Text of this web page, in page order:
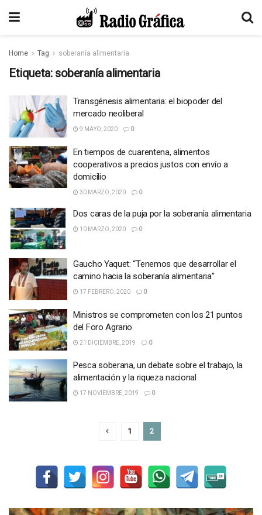
Home Tag soberanía alimentaria
Etiqueta: soberanía alimentaria
Transgénesis alimentaria: el biopoder del
mercado neoliberal
9 MAYO, 2020 0
En tiempos de cuarentena, alimentos
cooperativos a precios justos con envío a
domicilio
30 MARZO, 2020 0
Dos caras de la puja por la soberanía alimentaria
10 MARZO, 2020 0
Gaucho Yaquet: “Tenemos que desarrollar el
camino hacia la soberanía alimentaria”
17 FEBRERO, 2020 0
Ministros se comprometen con los 21 puntos
del Foro Agrario
21 DICIEMBRE, 2019 0
Pesca soberana, un debate sobre el trabajo, la
alimentación y la riqueza nacional
17 NOVIEMBRE, 2019 0
1 2